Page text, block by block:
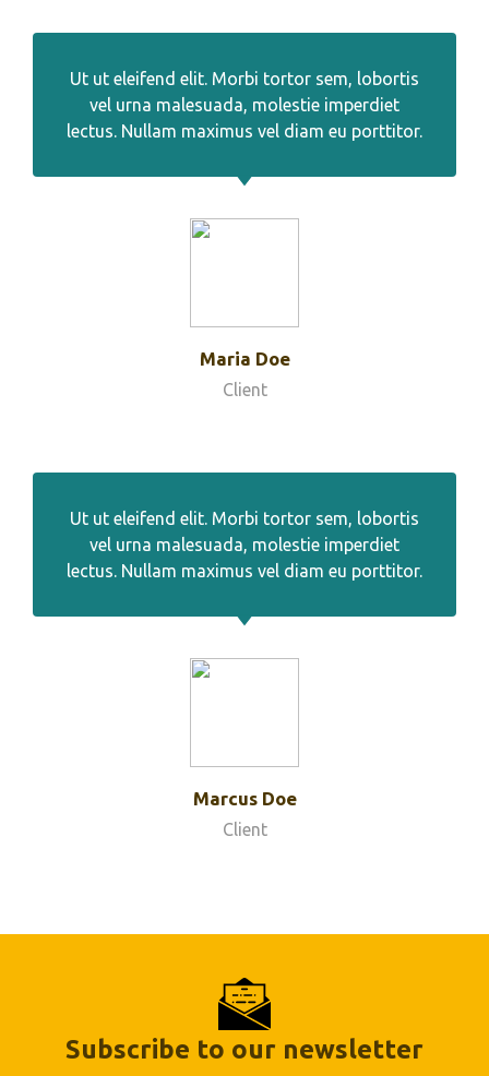
Ut ut eleifend elit. Morbi tortor sem, lobortis
vel urna malesuada, molestie imperdiet
lectus. Nullam maximus vel diam eu porttitor.
Maria Doe
Client
Ut ut eleifend elit. Morbi tortor sem, lobortis
vel urna malesuada, molestie imperdiet
lectus. Nullam maximus vel diam eu porttitor.
Marcus Doe
Client
Subscribe to our newsletter